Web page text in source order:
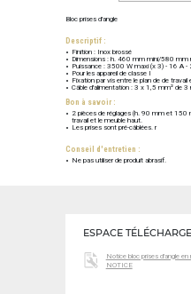
Bloc prises d'angle
Descriptif :
Finition : Inox brossé
Dimensions : h. 460 mm mini/580 mm
Puissance : 3500 W maxi (x 3) - 16 A -
Pour les appareil de classe I
Fixation par vis entre le plan de de travail
Câble d'alimentation : 3 x 1,5 mm² de 3
Bon à savoir :
2 pièces de réglages (h. 90 mm et 150
travail et le meuble haut.
Les prises sont pré-câblées. r
Conseil d'entretien :
Ne pas utiliser de produit abrasif.
ESPACE
Notice bloc prises d'angle en
NOTICE